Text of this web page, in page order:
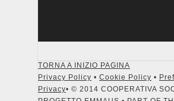
TORNA A INIZIO PAGINA
Privacy Policy • Cookie Policy •
Privacy• © 2014 COOPERATIVA